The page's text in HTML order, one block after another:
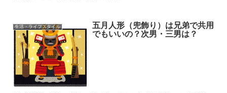
生活・ライフスタイル
五月人形（兜飾り）は兄弟で共用
でもいいの？次男・三男は？